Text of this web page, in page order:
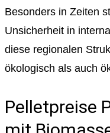
Besonders in Zeiten
Unsicherheit in
diese regionalen
ökologisch als auch
Pelletpreise